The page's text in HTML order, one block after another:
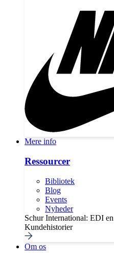
Mere info
Ressourcer
Bibliotek
Blog
Events
Nyheder
Schur International: EDI
Kundehistorier
Om os